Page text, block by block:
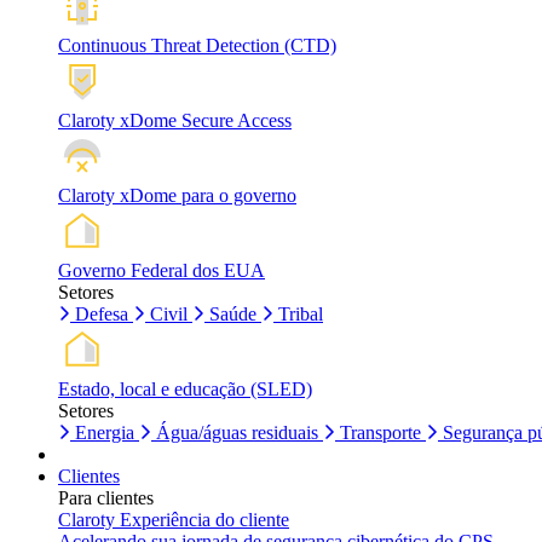
Continuous Threat Detection (CTD)
Claroty xDome Secure Access
Claroty xDome para o governo
Governo Federal dos EUA
Setores
Defesa
Civil Saúde Tribal
Estado, local e educação (SLED)
Setores
Energia
Água/águas residuais Transporte Segurança
Clientes
Para clientes
Claroty Experiência do cliente